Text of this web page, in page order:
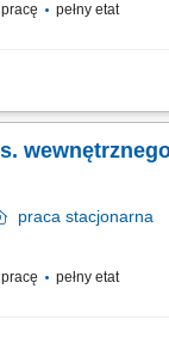
pełny etat
związanych
praca stacjonarna
pełny etat